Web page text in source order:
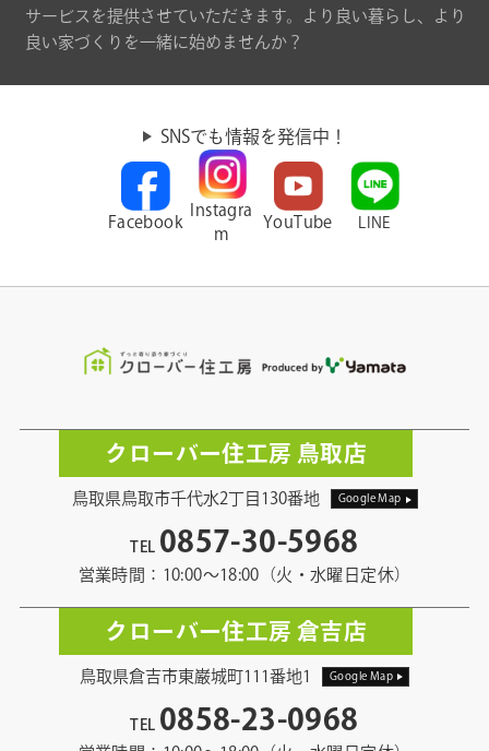
サービスを提供させていただきます。より良い暮らし、より
良い家づくりを一緒に始めませんか？
SNSでも情報を発信中！
Facebook
Instagra
m
YouTube LINE
クローバー住工房 鳥取店
鳥取県鳥取市千代水2丁目130番地 Google Map
TEL 0857-30-5968
営業時間：10:00〜18:00（火・水曜日定休）
クローバー住工房 倉吉店
鳥取県倉吉市東巌城町111番地1 Google Map
TEL 0858-23-0968